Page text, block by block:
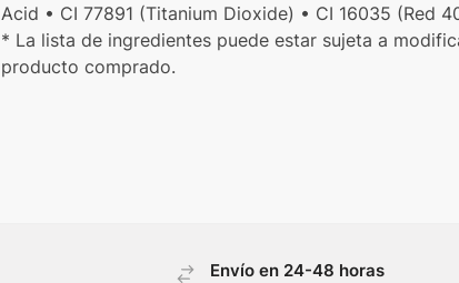
Acid • CI 77891 (Titanium Dioxide) • CI 16035 (Red
* La lista de ingredientes puede estar sujeta a
producto comprado.
Envío en 24-48 horas